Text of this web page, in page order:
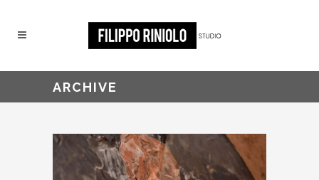
ARCHIVE